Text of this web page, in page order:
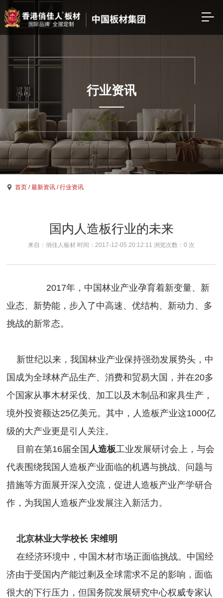
行业资讯
首页 / 最新资讯 / 行业资讯
国内人造板行业的未来
来自：俏佳人板材 时间：2017-12-05 20:12:11 浏览次数：0 次
2017年，中国林业产业孕育着新变量、新
业态、新势能，步入了中高速、优结构、新动力、多
挑战的新常态。
新世纪以来，我国林业产业保持强劲发展势头，中
国成为全球林产品生产、消费和贸易大国，并在20多
个国家从事木材采伐、加工以及木制品和家具生产，
境外投资额达25亿美元。其中，人造板产业这1000亿
级的大产业更是引人关注。
目前在第16届全国 人造板工业发展研讨会上，与会
代表围绕我国人造板产业面临的机遇与挑战、问题与
措施等方面展开深入交流，促进人造板产业产学研合
作，为我国人造板产业发展注入新活力。
北京林业大学校长 宋维明
在经济环境中，中国木材市场正面临挑战。中国经
济由于受国内产能过剩及全球需求不足的影响，面临
很大的下行压力，但国务院发展研究中心权威专家认